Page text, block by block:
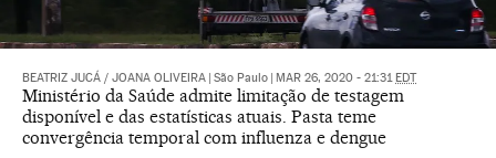
BEATRIZ JUCÁ / JOANA OLIVEIRA São Paulo MAR 26, 2020 - 21:31 EDT
Ministério da Saúde admite limitação de testagem
disponível e das estatísticas atuais. Pasta teme
convergência temporal com influenza e dengue